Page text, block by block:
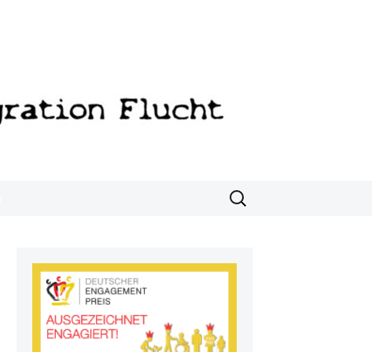
Suchen
nach: